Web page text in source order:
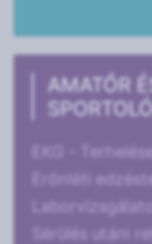
AMATŐR
EKG -
Erőnléti
Sérülés utáni